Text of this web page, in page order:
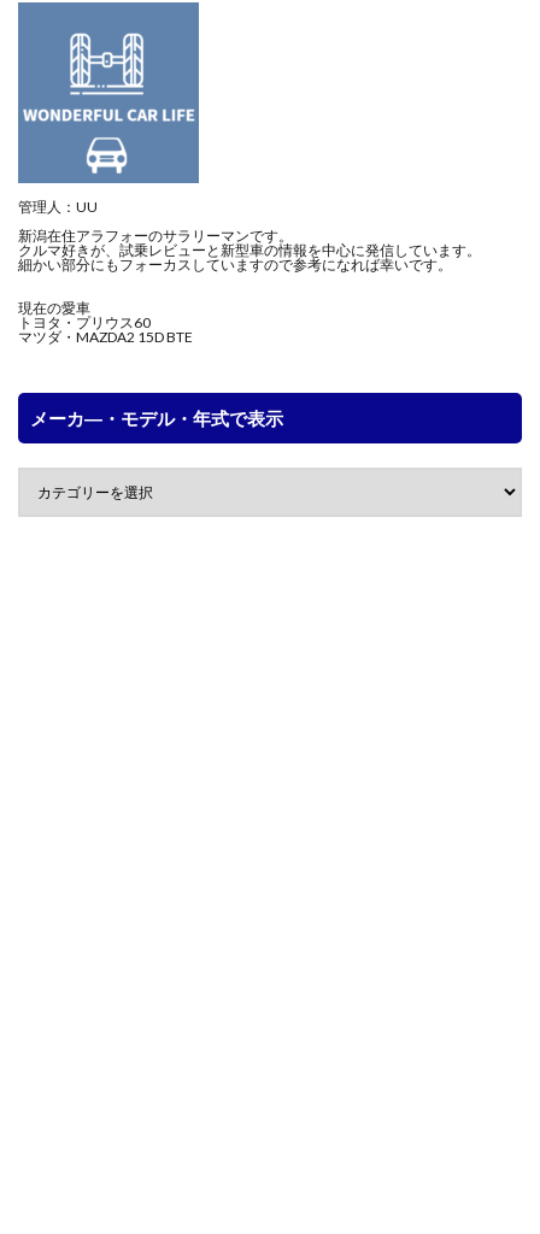
管理人：UU
新潟在住アラフォーのサラリーマンです。
クルマ好きが、試乗レビューと新型車の情報を中心に発信しています。
細かい部分にもフォーカスしていますので参考になれば幸いです。
現在の愛車
トヨタ・プリウス60
マツダ・MAZDA2 15D BTE
メーカ―・モデル・年式で表示